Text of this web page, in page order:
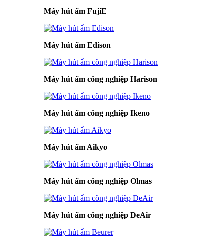
Máy hút ẩm FujiE
Máy hút ẩm Edison
Máy hút ẩm công nghiệp Harison
Máy hút ẩm công nghiệp Ikeno
Máy hút ẩm Aikyo
Máy hút ẩm công nghiệp Olmas
Máy hút ẩm công nghiệp DeAir